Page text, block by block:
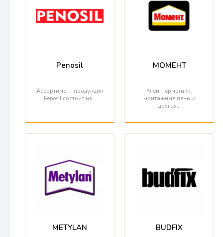
Penosil
Ассортимент продукции
Penosil состоит из…
МОМЕНТ
Клеи, герметики,
монтажные пены и
другая…
METYLAN BUDFIX